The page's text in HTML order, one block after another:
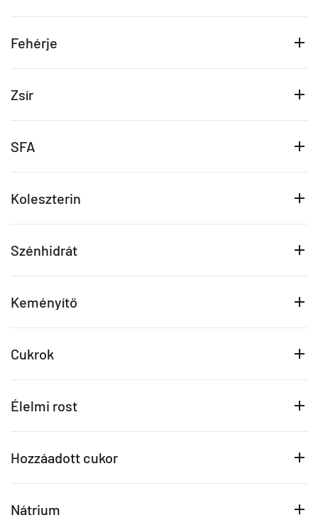
Fehérje
Zsír
SFA
Koleszterin
Szénhidrát
Keményítő
Cukrok
Élelmi rost
Hozzáadott cukor
Nátrium